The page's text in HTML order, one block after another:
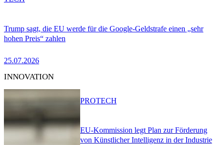
Trump sagt, die EU werde für die Google-Geldstrafe einen „sehr
hohen Preis“ zahlen
25.07.2026
INNOVATION
EU-Kommission legt Plan zur Förderung
von Künstlicher Intelligenz in der Industrie
PROTECH